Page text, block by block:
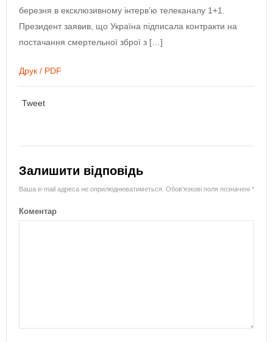
березня в ексклюзивному інтерв’ю телеканалу 1+1.
Президент заявив, що Україна підписала контракти на
постачання смертельної зброї з […]
Друк / PDF
Tweet
Залишити відповідь
Ваша e-mail адреса не оприлюднюватиметься. Обов’язкові поля позначені *
Коментар